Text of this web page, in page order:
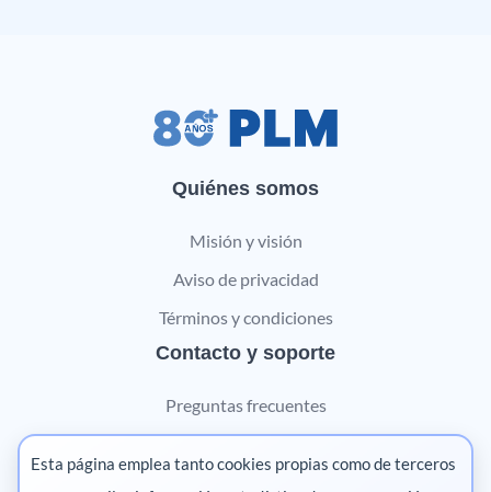
Quiénes somos
Misión y visión
Aviso de privacidad
Términos y condiciones
Contacto y soporte
Preguntas frecuentes
Contáctanos
Marketing digital
Esta página emplea tanto cookies propias como de terceros